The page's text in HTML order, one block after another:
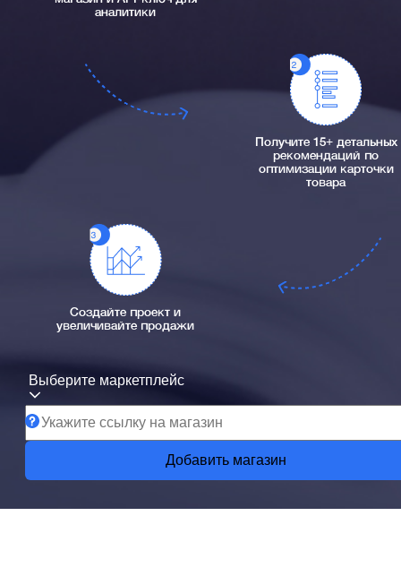
аналитики
Получите 15+ детальных
рекомендаций по
оптимизации карточки
товара
Создайте проект и
увеличивайте продажи
Выберите маркетплейс
Добавить магазин